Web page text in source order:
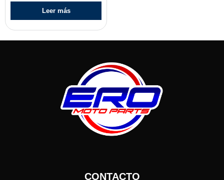
Leer más
CONTACTO